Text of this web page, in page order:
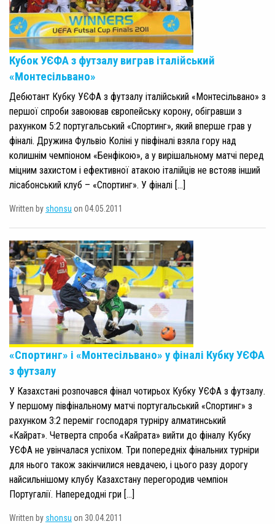
Кубок УЄФА з футзалу виграв італійський
«Монтесільвано»
Дебютант Кубку УЄФА з футзалу італійський «Монтесільвано» з
першої спроби завоював європейську корону, обігравши з
рахунком 5:2 португальський «Спортинг», який вперше грав у
фіналі. Дружина Фульвіо Коліні у півфіналі взяла гору над
колишнім чемпіоном «Бенфікою», а у вирішальному матчі перед
міцним захистом і ефективної атакою італійців не встояв інший
лісабонський клуб – «Спортинг». У фіналі […]
Written by shonsu on 04.05.2011
«Спортинг» і «Монтесільвано» у фіналі Кубку УЄФА
з футзалу
У Казахстані розпочався фінал чотирьох Кубку УЄФА з футзалу.
У першому півфінальному матчі португальський «Спортинг» з
рахунком 3:2 переміг господаря турніру алматинський
«Кайрат». Четверта спроба «Кайрата» вийти до фіналу Кубку
УЄФА не увінчалася успіхом. Три попередніх фінальних турніри
для нього також закінчилися невдачею, і цього разу дорогу
найсильнішому клубу Казахстану перегородив чемпіон
Португалії. Напередодні гри […]
Written by shonsu on 30.04.2011